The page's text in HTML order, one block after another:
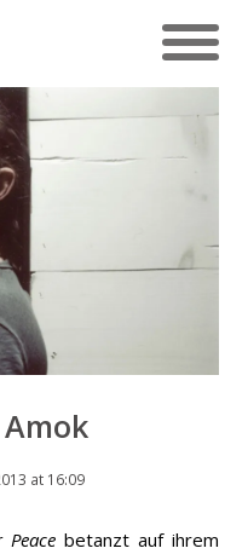
Amok
at 16:09
betanzt auf ihrem